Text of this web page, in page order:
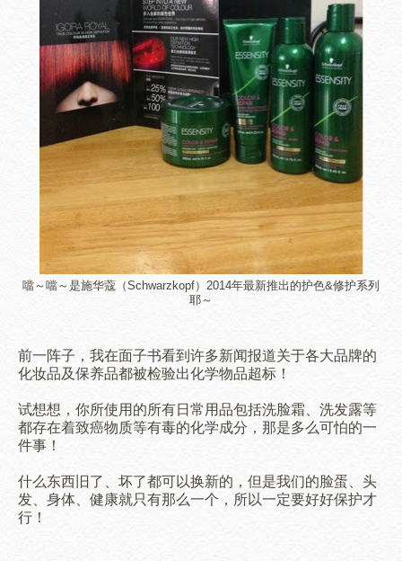
噹～噹～是施华蔻（Schwarzkopf）2014年最新推出的护色&修护系列
耶～
前一阵子，我在面子书看到许多新闻报道关于各大品牌的
化妆品及保养品都被检验出化学物品超标！
试想想，你所使用的所有日常用品包括洗脸霜、洗发露等
都存在着致癌物质等有毒的化学成分，那是多么可怕的一
件事！
什么东西旧了、坏了都可以换新的，但是我们的脸蛋、头
发、身体、健康就只有那么一个，所以一定要好好保护才
行！